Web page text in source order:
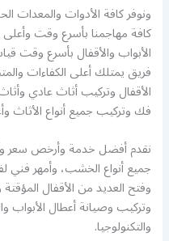
ونوفر كافة الأدوات والمعدات
كافة مهاجمنا بأسرع وقت وأعلى
الأبواب والأقفال بأسرع وقت
فريق يمتلك أعلى الكفاءات
الأقفال وتركيب أثاث عادي
فك وتركيب جميع أنواع الأثاث
نقدم أفضل خدمة وأرخص سعر
جميع أنواع الخشب، وأمهر فني
وفتح العديد من الأقفال
وتركيب وصيانة أعطال الأبواب
والتكنولوجيا.